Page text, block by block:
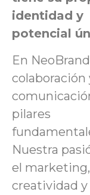
identidad y
potencial
En
colaboración
pilares
Nuestra
el
creatividad y